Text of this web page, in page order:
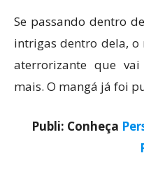
Se passando dentro
intrigas dentro dela,
aterrorizante que
mais. O mangá já foi
Publi: Conheça